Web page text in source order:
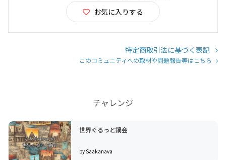
お気に入りする
特定商取引法に基づく表記
このコミュニティへの取材や問題報告等はこちら
チャレンジ
世界ぐるっと鍋会
by Saakanava